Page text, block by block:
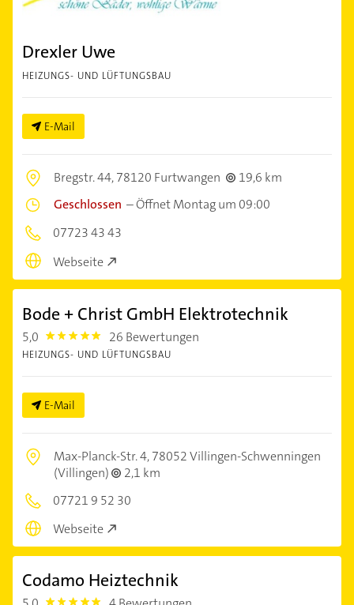
Drexler Uwe
HEIZUNGS- UND LÜFTUNGSBAU
E-Mail
Bregstr. 44,78120 Furtwangen
19,6 km
Geschlossen –Öffnet Montag um 09:00
07723 43 43
Webseite
Bode + Christ GmbH Elektrotechnik
5,0 5.0 26 Bewertungen
HEIZUNGS- UND LÜFTUNGSBAU
E-Mail
Max-Planck-Str. 4,78052 Villingen-Schwenningen
(Villingen)
2,1 km
07721 9 52 30
Webseite
Codamo Heiztechnik